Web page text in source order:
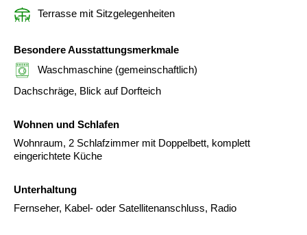
Terrasse mit Sitzgelegenheiten
Besondere Ausstattungsmerkmale
Waschmaschine (gemeinschaftlich)
Dachschräge, Blick auf Dorfteich
Wohnen und Schlafen
Wohnraum, 2 Schlafzimmer mit Doppelbett, komplett
eingerichtete Küche
Unterhaltung
Fernseher, Kabel- oder Satellitenanschluss, Radio